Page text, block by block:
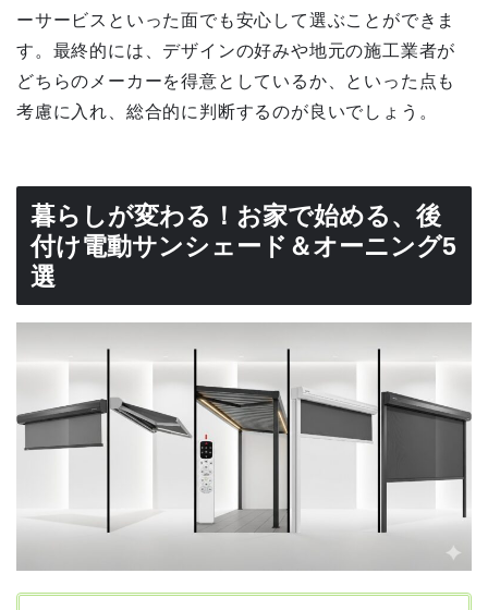
ーサービスといった面でも安心して選ぶことができま
す。最終的には、デザインの好みや地元の施工業者が
どちらのメーカーを得意としているか、といった点も
考慮に入れ、総合的に判断するのが良いでしょう。
暮らしが変わる！お家で始める、後
付け電動サンシェード＆オーニング5
選